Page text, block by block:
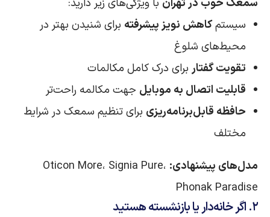
سمعک خوب در تهران با ویژگی‌های زیر دارید:
سیستمکاهش نویز پیشرفته برای شنیدن بهتر در
محیط‌های شلوغ
تقویت گفتار برای درک کامل مکالمات
قابلیت اتصال به موبایل جهت مکالمه راحت‌تر
حافظه قابل‌برنامه‌ریزی برای تنظیم سمعک در شرایط
مختلف
مدل‌های پیشنهادی: Oticon More، Signia Pure،
Phonak Paradise
۲. اگر خانه‌دار یا بازنشسته هستید